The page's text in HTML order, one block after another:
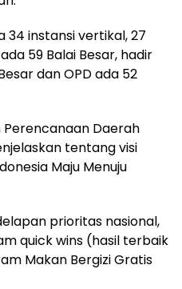
34 instansi vertikal, 27
59 Balai Besar, hadir
dan OPD ada 52
Daerah
tentang visi
Maju Menuju
prioritas nasional,
quick wins (hasil terbaik
Makan Bergizi Gratis